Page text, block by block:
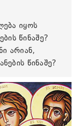
იყოს
წინაშე?
არიან,
წინაშე?